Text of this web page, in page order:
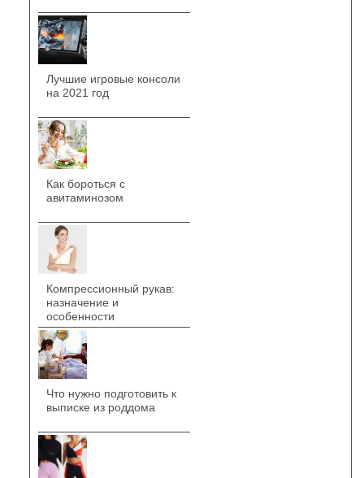
Лучшие игровые консоли
на 2021 год
Как бороться с
авитаминозом
Компрессионный рукав:
назначение и
особенности
Что нужно подготовить к
выписке из роддома